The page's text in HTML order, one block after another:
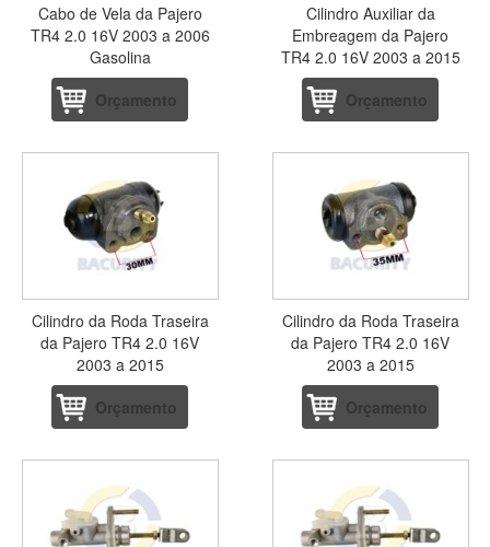
Cabo de Vela da Pajero
TR4 2.0 16V 2003 a 2006
Gasolina
Orçamento
Cilindro Auxiliar da
Embreagem da Pajero
TR4 2.0 16V 2003 a 2015
Orçamento
Cilindro da Roda Traseira
da Pajero TR4 2.0 16V
2003 a 2015
Orçamento
Cilindro da Roda Traseira
da Pajero TR4 2.0 16V
2003 a 2015
Orçamento